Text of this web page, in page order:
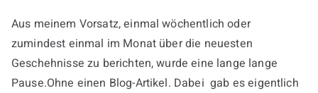
Aus meinem Vorsatz, einmal wöchentlich oder
zumindest einmal im Monat über die neuesten
Geschehnisse zu berichten, wurde eine lange lange
Pause.Ohne einen Blog-Artikel. Dabei gab es eigentlich